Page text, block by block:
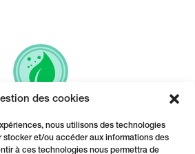
des cookies
nous utilisons des technologies
stocker et/ou accéder aux informations des
à ces technologies nous permettra de